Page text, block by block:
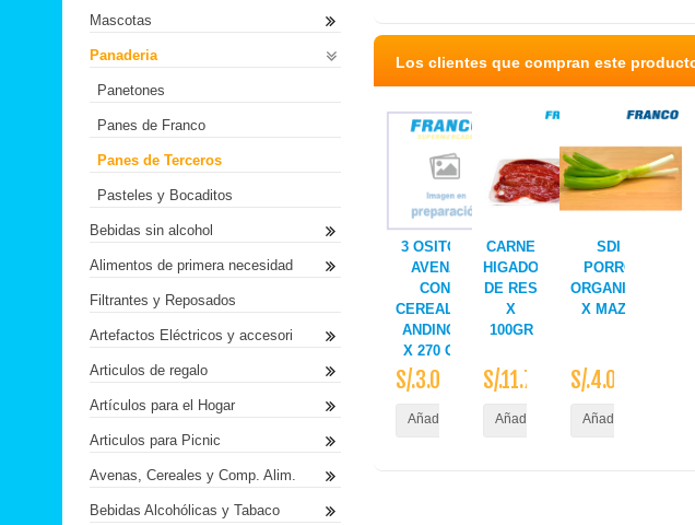
Los clientes que compran este
3 OSITOS
AVENA
CON
CEREALES
ANDINOS
X 270 GR
S/.3.00
Añadir al Carrito
CARNE
HIGADO
DE RES
X
100GR
S/.11.70
Añadir al Carrito
SDI
PORRO
ORGANICO
X MAZO
S/.4.00
Añadir al Carrito
Mascotas
Panaderia
Panetones
Panes de Franco
Panes de Terceros
Pasteles y Bocaditos
Bebidas sin alcohol
Alimentos de primera necesidad
Filtrantes y Reposados
Artefactos Eléctricos y accesori
Articulos de regalo
Artículos para el Hogar
Articulos para Picnic
Avenas, Cereales y Comp. Alim.
Bebidas Alcohólicas y Tabaco